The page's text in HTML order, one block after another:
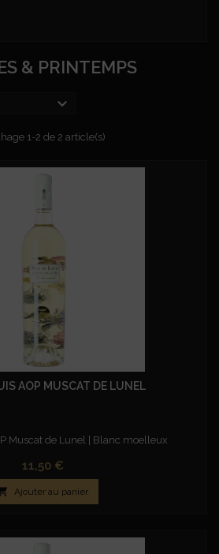
& PRINTEMPS

1-2 de 2 article(s)
AOP MUSCAT DE LUNEL
Muscat de Lunel | Blanc moelleux
Prix
11,50 €
Ajouter au panier